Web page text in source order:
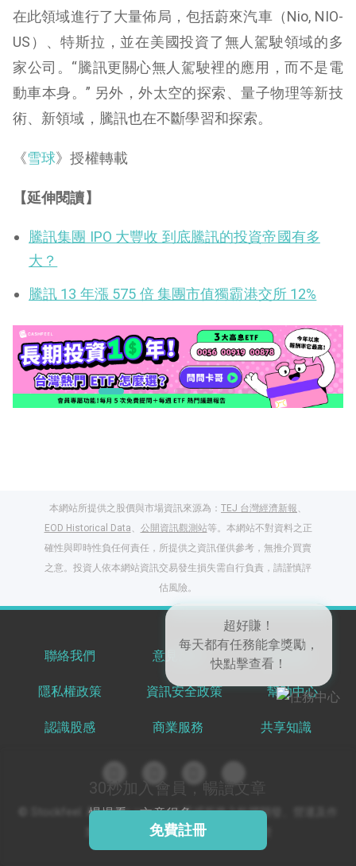
在此領域進行了大量佈局，包括蔚來汽車（Nio, NIO-
US）、特斯拉，並在美國投資了無人駕駛領域的多
家公司。“騰訊更關心無人駕駛裡的應用，而不是電
動車本身。” 另外，外太空的探索、量子物理等新技
術、新領域，騰訊也在不斷學習和探索。
《雪球》授權轉載
【延伸閱讀】
騰訊集團 IPO 大豐收 到底騰訊的投資帝國有多
大？
騰訊 13 年漲 575 倍 集團市值獨霸港交所 12%
30秒加入會員，暢讀文章
慢慢看，文章很多
免費註冊
本網站所提供之股價與市場資訊來源為： TEJ 台灣經濟新報、
EOD Historical Data、 公開資訊觀測站等。本網站不對資料之正
確性與即時性負任何責任，所提供之資訊僅供參考，無推介買賣
之意。投資人依本網站資訊交易發生損失需自行負責，請謹慎評
估風險。
聯絡我們 意見反饋 服務條款
隱私權政策 資訊安全政策 幫助中心
認識股感 商業服務 共享知識
© Stockfeel. All rights reserved 股感服務之軟體開發、營運及作
業環境通過 ISO/IEC 27001:2022 驗證
超好賺！
每天都有任務能拿獎勵，
快點擊查看！
登入股感會員，閱讀
任一文章
出國就缺這咖？股